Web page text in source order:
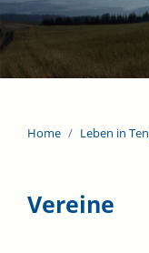
Home Leben in
Vereine